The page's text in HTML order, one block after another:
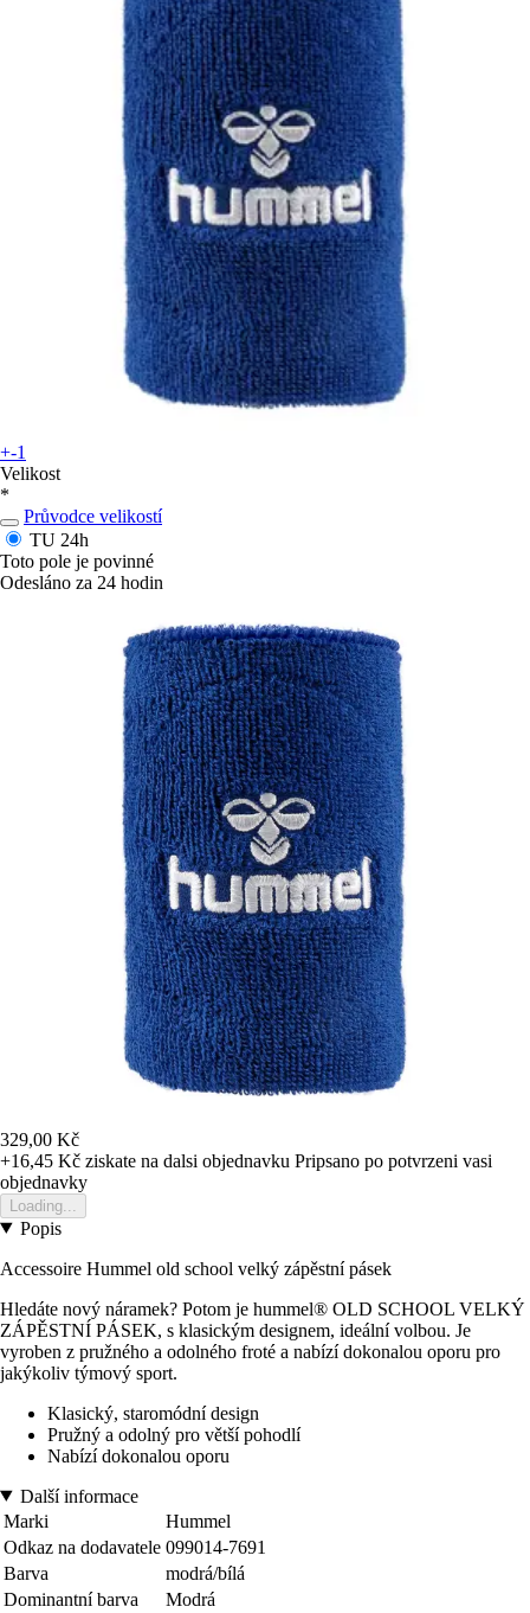
+-1
Velikost
*
Průvodce velikostí
TU 24h
Toto pole je povinné
Odesláno za 24 hodin
329,00 Kč
+16,45 Kč ziskate na dalsi objednavku Pripsano po potvrzeni vasi
objednavky
Loading...
Popis
Accessoire Hummel old school velký zápěstní pásek
Hledáte nový náramek? Potom je hummel® OLD SCHOOL VELKÝ
ZÁPĚSTNÍ PÁSEK, s klasickým designem, ideální volbou. Je
vyroben z pružného a odolného froté a nabízí dokonalou oporu pro
jakýkoliv týmový sport.
Klasický, staromódní design
Pružný a odolný pro větší pohodlí
Nabízí dokonalou oporu
Další informace
Marki
Hummel
Odkaz na dodavatele 099014-7691
Barva
modrá/bílá
Dominantní barva
Modrá